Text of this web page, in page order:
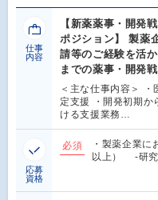
仕事
内容
【新薬薬事・開発
ポジション】 製薬
請等のご経験を活
までの薬事・開発
＜主な仕事内容＞
定支援 ・開発初期か
ける支援業務…
応募
資格
必須
・製薬企業
以上） -研